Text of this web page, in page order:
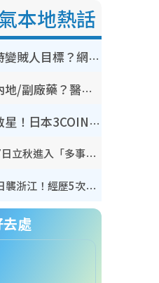
本地熱話
裝修拆鐵閘隨時變賊人目標？網民揭2大關鍵用途：裝新式等於白裝？附新舊鐵閘分別
網傳公院改用內地/副廠藥？醫生拆解正副廠分別 揭4類人換藥隨時出事
怕蟲人士夏日救星！日本3COINS爆紅驅蟲神器$45起 1招「全程免觸碰」輕鬆搞定小強
立秋2026｜8月7日立秋進入「多事之秋」 3件事唔做得！專家教6招開運 清枱頭／銀包納氣接好運
颱風白海豚料周日襲浙江！經歷5次「眼牆置換」極罕見 成登陸內地最長途颱風
去處